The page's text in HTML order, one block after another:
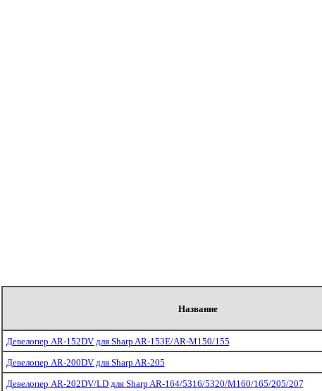
Название
Девелопер AR-152DV для Sharp AR-153E/AR-M150/155
Девелопер AR-200DV для Sharp AR-205
Девелопер AR-202DV/LD для Sharp AR-164/5316/5320/M160/165/205/207